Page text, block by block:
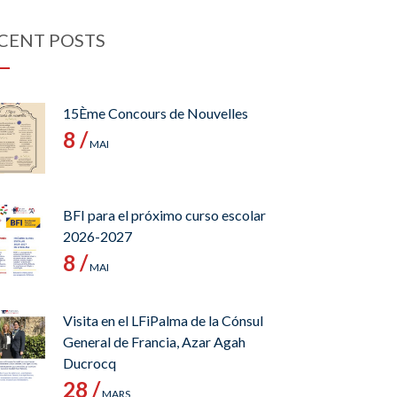
POSTS
15Ème Concours de Nouvelles
8 /MAI
BFI para el próximo curso escolar
2026-2027
8 /MAI
Visita en el LFiPalma de la Cónsul
General de Francia, Azar Agah
Ducrocq
28 /MARS